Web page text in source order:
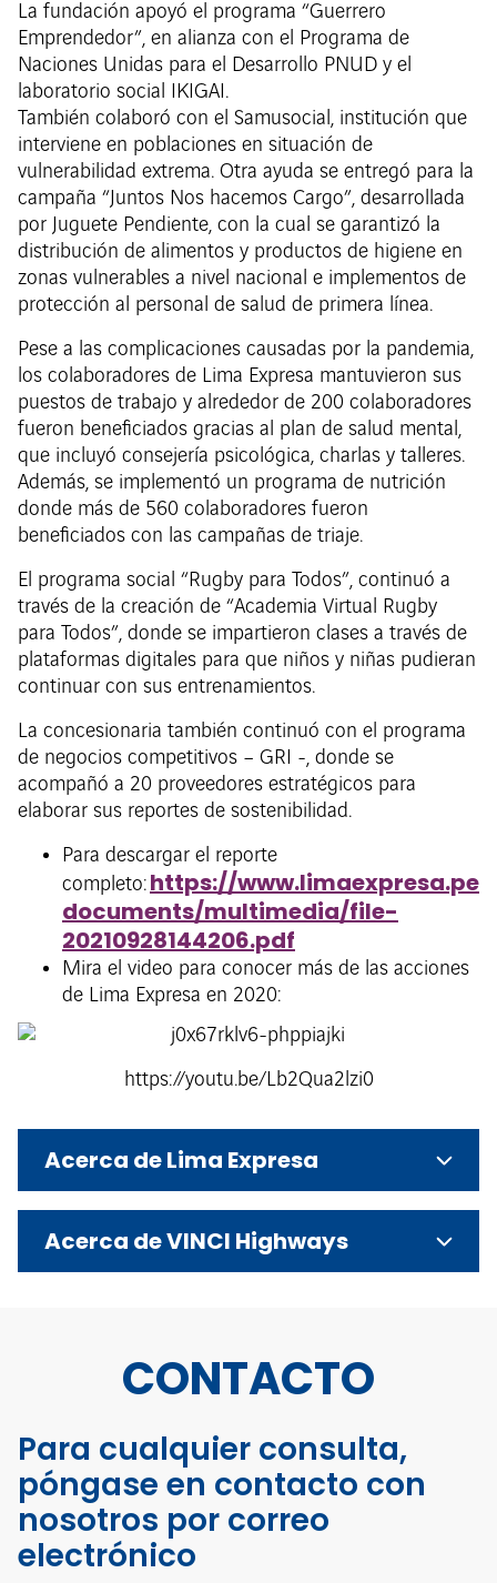
La fundación apoyó el programa “Guerrero
Emprendedor”, en alianza con el Programa de
Naciones Unidas para el Desarrollo PNUD y el
laboratorio social IKIGAI.
También colaboró con el Samusocial, institución que
interviene en poblaciones en situación de
vulnerabilidad extrema. Otra ayuda se entregó para la
campaña “Juntos Nos hacemos Cargo”, desarrollada
por Juguete Pendiente, con la cual se garantizó la
distribución de alimentos y productos de higiene en
zonas vulnerables a nivel nacional e implementos de
protección al personal de salud de primera línea.
Pese a las complicaciones causadas por la pandemia,
los colaboradores de Lima Expresa mantuvieron sus
puestos de trabajo y alrededor de 200 colaboradores
fueron beneficiados gracias al plan de salud mental,
que incluyó consejería psicológica, charlas y talleres.
Además, se implementó un programa de nutrición
donde más de 560 colaboradores fueron
beneficiados con las campañas de triaje.
El programa social “Rugby para Todos”, continuó a
través de la creación de “Academia Virtual Rugby
para Todos”, donde se impartieron clases a través de
plataformas digitales para que niños y niñas pudieran
continuar con sus entrenamientos.
La concesionaria también continuó con el programa
de negocios competitivos – GRI -, donde se
acompañó a 20 proveedores estratégicos para
elaborar sus reportes de sostenibilidad.
Para descargar el reporte
completo: https://www.limaexpresa.pe
documents/multimedia/file-
20210928144206.pdf
Mira el video para conocer más de las acciones
de Lima Expresa en 2020:
https://youtu.be/Lb2Qua2lzi0
Acerca de Lima Expresa
Acerca de VINCI Highways
CONTACTO
Para cualquier consulta,
póngase en contacto con
nosotros por correo
electrónico